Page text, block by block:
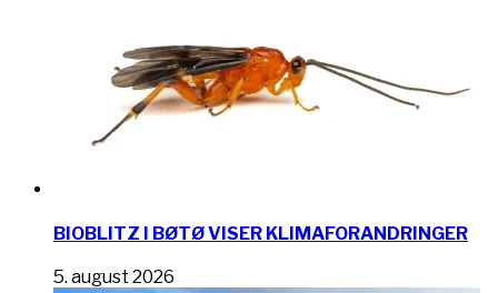
BIOBLITZ I BØTØ VISER KLIMAFORANDRINGER
5. august 2026